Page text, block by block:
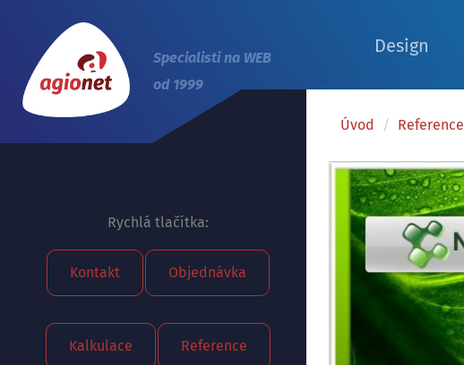
Specialisti na WEB
od 1999
Design
Úvod / Reference
Rychlá tlačítka:
Kontakt Objednávka
Kalkulace Reference